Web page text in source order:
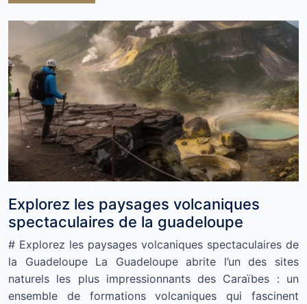
Explorez les paysages volcaniques
spectaculaires de la guadeloupe
# Explorez les paysages volcaniques spectaculaires de
la Guadeloupe La Guadeloupe abrite l’un des sites
naturels les plus impressionnants des Caraïbes : un
ensemble de formations volcaniques qui fascinent